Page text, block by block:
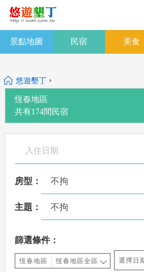
景點地圖 民宿 美食
悠遊墾丁 ›
恆春地區
共有174間 民宿
房型： 不拘
主題： 不拘
篩選條件：
恆春地區 恆春地區全區 選擇日